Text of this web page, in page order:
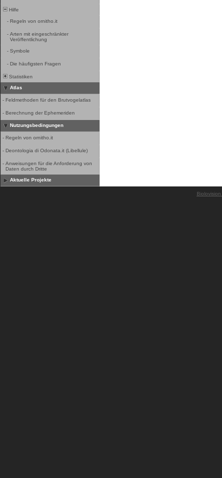
Hilfe
- Regeln von ornitho.it
- Arten mit eingeschränkter
Veröffentlichung
- Symbole
- Die häufigsten Fragen
Statistiken
Atlas
- Feldmethoden für den Brutvogelatlas
- Berechnung der Ephemeriden
Nutzungsbedingungen
- Regeln von ornitho.it
- Deontologia di Odonata.it (Libellule)
- Anweisungen für die Anforderung von
Daten durch Dritte
Aktuelle Projekte
Biolovision